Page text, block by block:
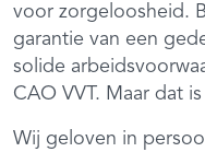
voor zorgeloosheid.
garantie van een
solide
CAO VVT. Maar dat
Wij geloven in